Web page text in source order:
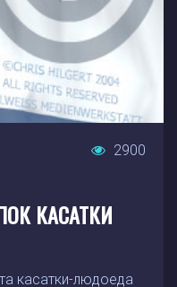
2900
КАСАТКИ
касатки-людоеда